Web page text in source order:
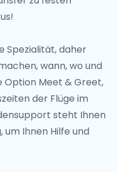
Spezialität, daher
wann, wo und
Option Meet & Greet,
der Flüge im
steht Ihnen
um Ihnen Hilfe und